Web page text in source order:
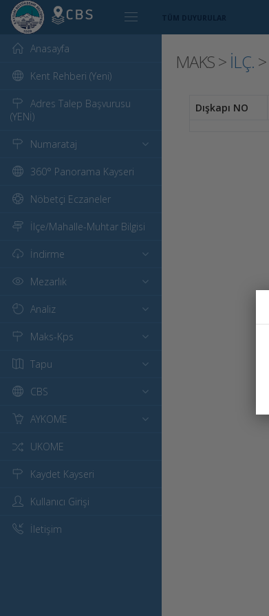
Anasayfa
Kent Rehberi (Yeni)
Adres Talep Başvurusu
(YENİ)
Numarataj
360° Panorama Kayseri
Nöbetçi Eczaneler
İlçe/Mahalle-Muhtar Bilgisi
İndirme
Mezarlık
Analiz
Maks-Kps
Tapu
CBS
AYKOME
UKOME
Kaydet Kayseri
Kullanıcı Girişi
İletişim
MAKS > İLÇ. >
Dışkapı NO